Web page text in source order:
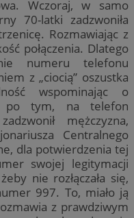
Wczoraj, w samo
70-latki zadzwoniła
Rozmawiając z
połączenia. Dlatego
numeru telefonu
z „ciocią” oszustka
wspominając o
po tym, na telefon
mężczyzna,
Centralnego
dla potwierdzenia tej
swojej legitymacji
nie rozłączała się,
997. To, miało ją
z prawdziwym